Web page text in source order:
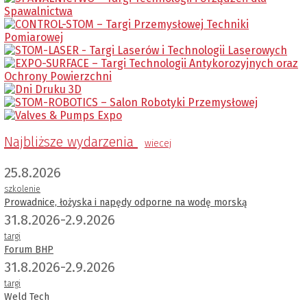
Najbliższe wydarzenia wiecej
25.8.2026
szkolenie
Prowadnice, łożyska i napędy odporne na wodę morską
31.8.2026-2.9.2026
targi
Forum BHP
31.8.2026-2.9.2026
targi
Weld Tech